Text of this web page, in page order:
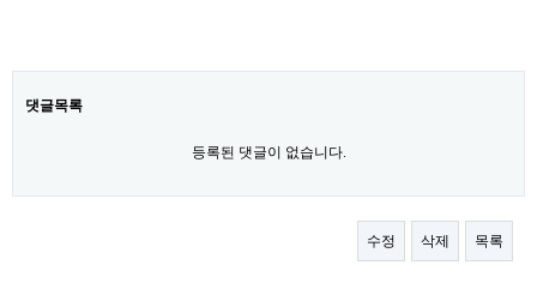
댓글목록
등록된 댓글이 없습니다.
수정 삭제 목록